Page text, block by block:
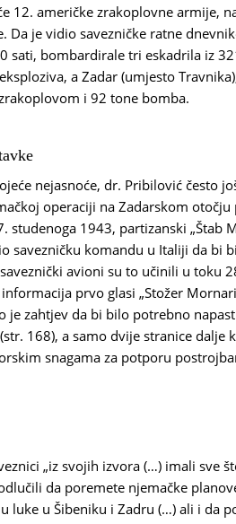
12. američke zrakoplovne armije,
Da je vidio savezničke ratne
sati, bombardirale tri eskadrila iz
a Zadar (umjesto
i 92 tone bomba.
nejasnoće, dr. Pribilović često
operaciji na Zadarskom otočju
studenoga 1943, partizanski „Štab
savezničku komandu u Italiji da bi
avioni su to učinili u toku
prvo glasi „Stožer
je zahtjev da bi bilo potrebno
168), a samo dvije stranice dalje
snagama za potporu
„iz svojih izvora (…) imali sve
da poremete njemačke
luke u Šibeniku i Zadru (…) ali i da